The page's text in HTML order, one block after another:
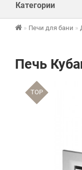
Категории
Печи для бани
Печь
TOP